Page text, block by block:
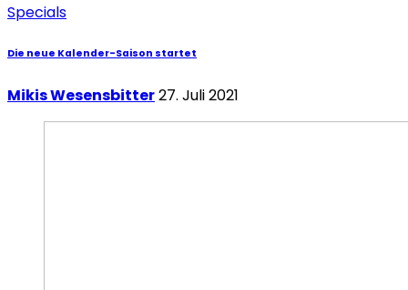
Specials
Die neue Kalender-Saison startet
Mikis Wesensbitter27. Juli 2021